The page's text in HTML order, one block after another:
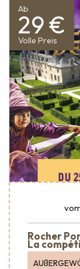
Ab
29 €
Volle Preis
Rocher
La